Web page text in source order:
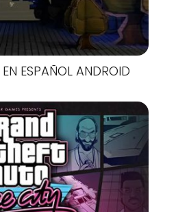
ESPAÑOL ANDROID